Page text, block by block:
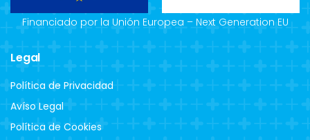
Financiado por la Unión Europea – Next Generation EU
Legal
Política de Privacidad
Avíso Legal
Política de Cookies